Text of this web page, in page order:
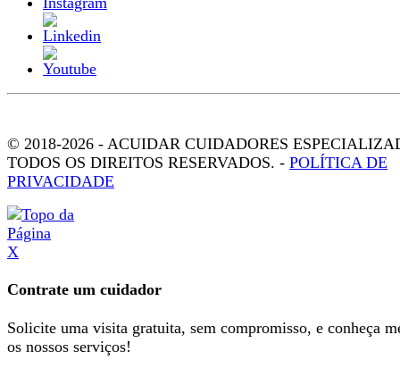
© 2018-2026 - ACUIDAR CUIDADORES
TODOS OS DIREITOS RESERVADOS. - POLÍTICA DE
PRIVACIDADE
X
Contrate um cuidador
Solicite uma visita gratuita, sem compromisso, e conheça
os nossos serviços!